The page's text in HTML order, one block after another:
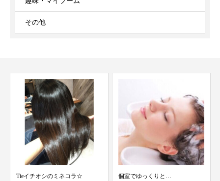
その他
個室でゆっくりと… 秋カラー スタイルチェンジ